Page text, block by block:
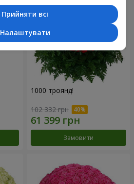
1000 троянд!
102 332 грн
Замовити
Прийняти всі
Налаштувати